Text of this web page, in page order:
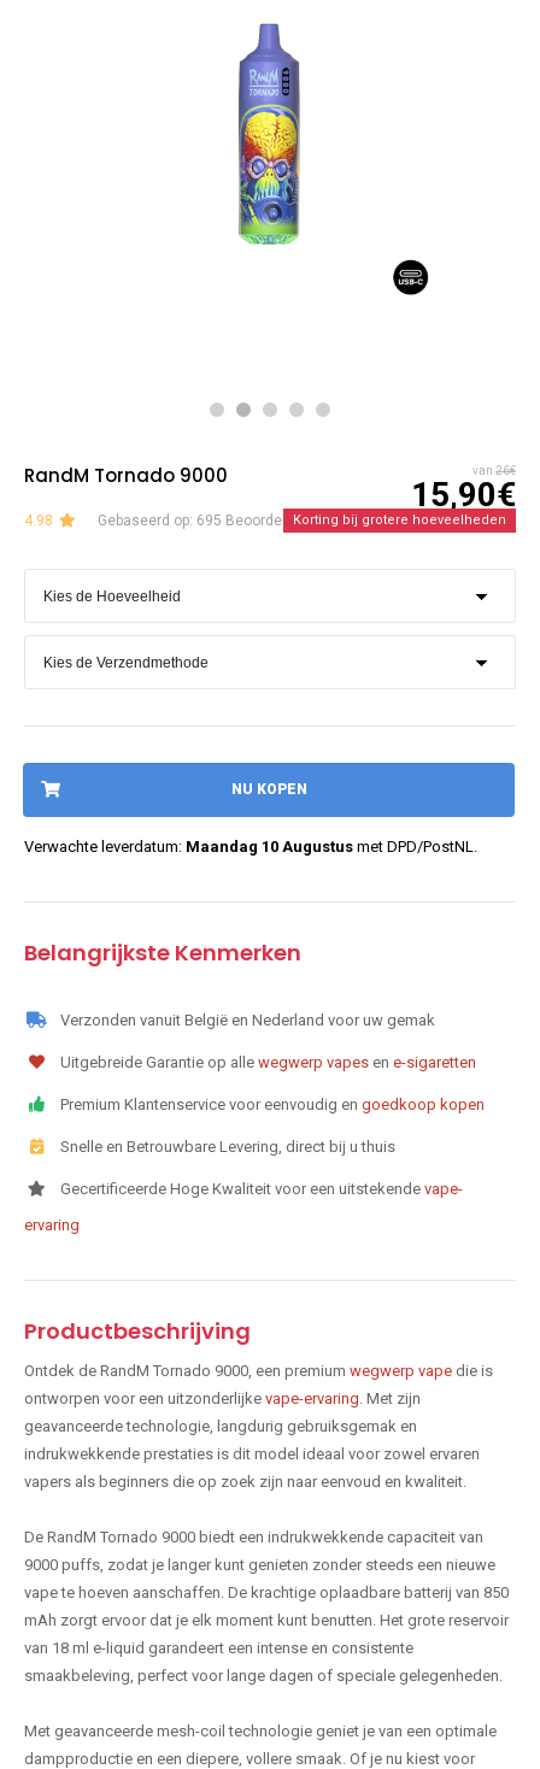
RandM Tornado 9000 van 26€
15,90€
4.98 Gebaseerd op: 695 BeoordelingenKorting bij grotere hoeveelheden
NU KOPEN
Verwachte leverdatum: Maandag 10 Augustus met DPD/PostNL.
Belangrijkste Kenmerken
Verzonden vanuit België en Nederland voor uw gemak
Uitgebreide Garantie op alle wegwerp vapes en e-sigaretten
Premium Klantenservice voor eenvoudig en goedkoop kopen
Snelle en Betrouwbare Levering, direct bij u thuis
Gecertificeerde Hoge Kwaliteit voor een uitstekende vape-
ervaring
Productbeschrijving
Ontdek de RandM Tornado 9000, een premium wegwerp vape die is
ontworpen voor een uitzonderlijke vape-ervaring . Met zijn
geavanceerde technologie, langdurig gebruiksgemak en
indrukwekkende prestaties is dit model ideaal voor zowel ervaren
vapers als beginners die op zoek zijn naar eenvoud en kwaliteit.
De RandM Tornado 9000 biedt een indrukwekkende capaciteit van
9000 puffs, zodat je langer kunt genieten zonder steeds een nieuwe
vape te hoeven aanschaffen. De krachtige oplaadbare batterij van 850
mAh zorgt ervoor dat je elk moment kunt benutten. Het grote reservoir
van 18 ml e-liquid garandeert een intense en consistente
smaakbeleving, perfect voor lange dagen of speciale gelegenheden.
Met geavanceerde mesh-coil technologie geniet je van een optimale
dampproductie en een diepere, vollere smaak. Of je nu kiest voor